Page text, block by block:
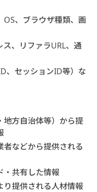
、ブラウザ種類、画
、リファラURL、通
、セッションID等）な
地方自治体等）から提
などから提供される
・共有した情報
り提供される人材情報